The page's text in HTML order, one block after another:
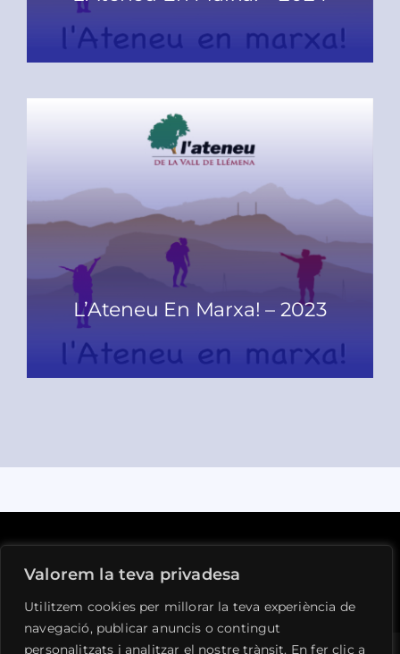
Valorem la teva privadesa
Utilitzem cookies per millorar la teva experiència de
navegació, publicar anuncis o contingut
personalitzats i analitzar el nostre trànsit. En fer clic a
READ MORE
L’Ateneu En Marxa! – 2023
READ MORE